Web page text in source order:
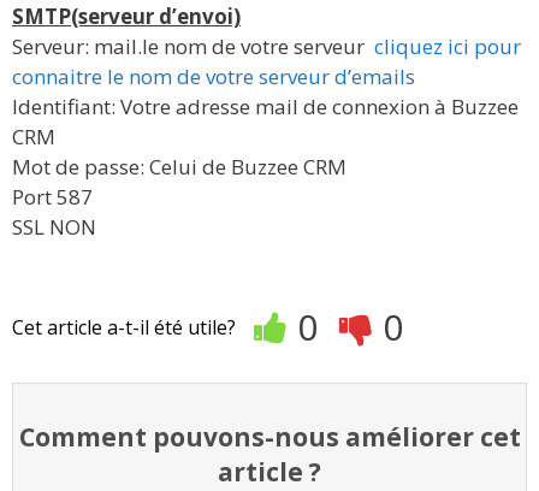
SMTP(serveur d’envoi)
Serveur: mail.le nom de votre serveur cliquez ici pour
connaitre le nom de votre serveur d’emails
Identifiant: Votre adresse mail de connexion à Buzzee
CRM
Mot de passe: Celui de Buzzee CRM
Port 587
SSL NON
Cet article a-t-il été utile? 0 0
Comment pouvons-nous améliorer cet
article ?